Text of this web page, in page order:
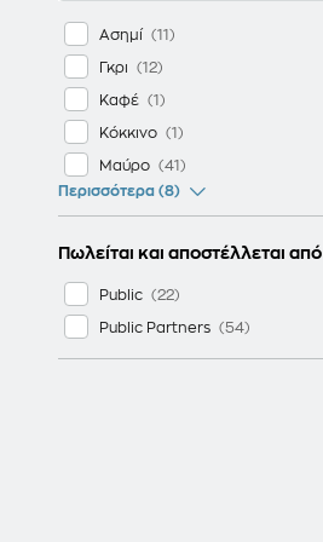
Ασημί
Γκρι
Καφέ
Κόκκινο
Μαύρο
Περισσότερα (8)
Πωλείται και αποστέλλεται από
Public
Public Partners